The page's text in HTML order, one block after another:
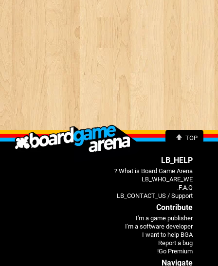
TOP
LB_HELP
What is Board Game Arena ?
LB_WHO_ARE_WE
F.A.Q.
LB_CONTACT_US / Support
Contribute
I'm a game publisher
I'm a software developer
I want to help BGA
Report a bug
Go Premium!
Navigate